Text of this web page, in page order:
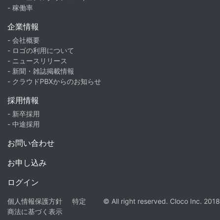
- 稼働率
企業情報
- 会社概要
- ロゴの利用について
- ニュースリリース
- 新聞・雑誌掲載情報
- クラウドPBXからのお知らせ
採用情報
- 新卒採用
- 中途採用
お問い合わせ
お申し込み
ログイン
個人情報保護方針
特定
商法に基づく表示
© All right reserved. Cloco Inc. 2018